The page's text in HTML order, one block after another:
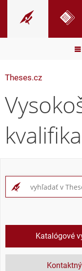
Theses.cz
Katalógové